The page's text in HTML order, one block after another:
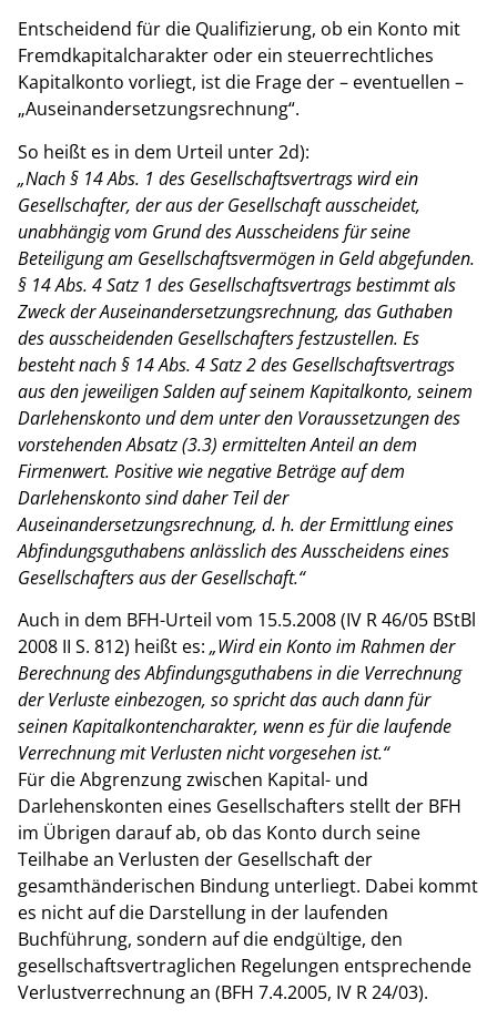
Entscheidend für die Qualifizierung, ob ein Konto mit
Fremdkapitalcharakter oder ein steuerrechtliches
Kapitalkonto vorliegt, ist die Frage der – eventuellen –
„Auseinandersetzungsrechnung“.
So heißt es in dem Urteil unter 2d):
„Nach § 14 Abs. 1 des Gesellschaftsvertrags wird ein
Gesellschafter, der aus der Gesellschaft ausscheidet,
unabhängig vom Grund des Ausscheidens für seine
Beteiligung am Gesellschaftsvermögen in Geld abgefunden.
§ 14 Abs. 4 Satz 1 des Gesellschaftsvertrags bestimmt als
Zweck der Auseinandersetzungsrechnung, das Guthaben
des ausscheidenden Gesellschafters festzustellen. Es
besteht nach § 14 Abs. 4 Satz 2 des Gesellschaftsvertrags
aus den jeweiligen Salden auf seinem Kapitalkonto, seinem
Darlehenskonto und dem unter den Voraussetzungen des
vorstehenden Absatz (3.3) ermittelten Anteil an dem
Firmenwert. Positive wie negative Beträge auf dem
Darlehenskonto sind daher Teil der
Auseinandersetzungsrechnung, d. h. der Ermittlung eines
Abfindungsguthabens anlässlich des Ausscheidens eines
Gesellschafters aus der Gesellschaft.“
Auch in dem BFH-Urteil vom 15.5.2008 (IV R 46/05 BStBl
2008 II S. 812) heißt es: „Wird ein Konto im Rahmen der
Berechnung des Abfindungsguthabens in die Verrechnung
der Verluste einbezogen, so spricht das auch dann für
seinen Kapitalkontencharakter, wenn es für die laufende
Verrechnung mit Verlusten nicht vorgesehen ist.“
Für die Abgrenzung zwischen Kapital- und
Darlehenskonten eines Gesellschafters stellt der BFH
im Übrigen darauf ab, ob das Konto durch seine
Teilhabe an Verlusten der Gesellschaft der
gesamthänderischen Bindung unterliegt. Dabei kommt
es nicht auf die Darstellung in der laufenden
Buchführung, sondern auf die endgültige, den
gesellschaftsvertraglichen Regelungen entsprechende
Verlustverrechnung an (BFH 7.4.2005, IV R 24/03).